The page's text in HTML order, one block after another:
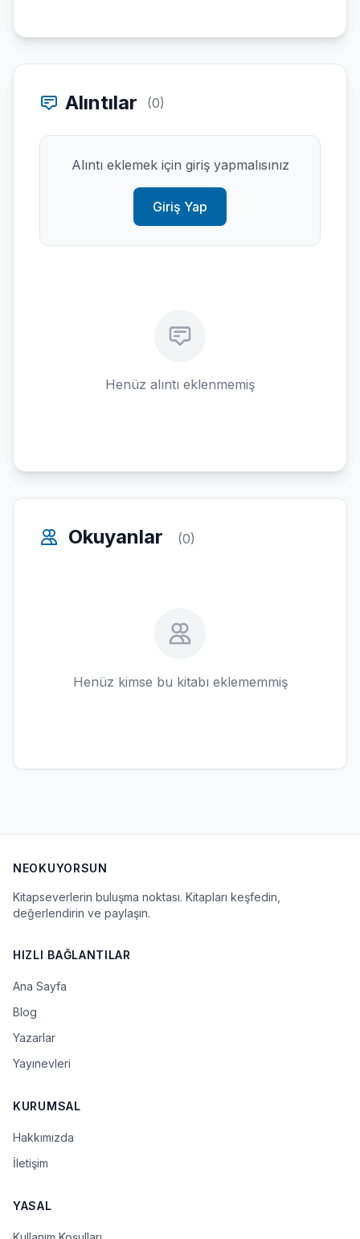
Alıntılar (0)
Alıntı eklemek için giriş yapmalısınız
Giriş Yap
Henüz alıntı eklenmemiş
Okuyanlar (0)
Henüz kimse bu kitabı eklememmiş
NEOKUYORSUN
Kitapseverlerin buluşma noktası. Kitapları keşfedin,
değerlendirin ve paylaşın.
HIZLI BAĞLANTILAR
Ana Sayfa
Blog
Yazarlar
Yayınevleri
KURUMSAL
Hakkımızda
İletişim
YASAL